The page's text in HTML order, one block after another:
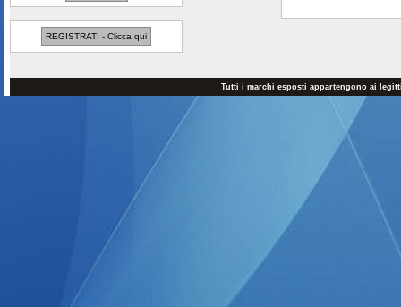
REGISTRATI - Clicca qui
Tutti i marchi esposti appartengono ai